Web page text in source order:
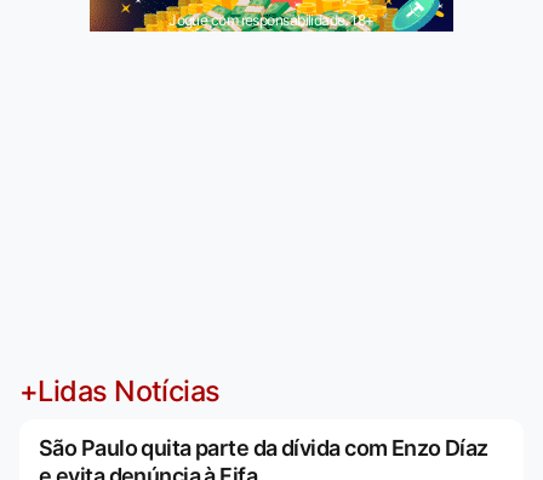
Jogue com responsabilidade. 18+
+Lidas Notícias
São Paulo quita parte da dívida com Enzo Díaz